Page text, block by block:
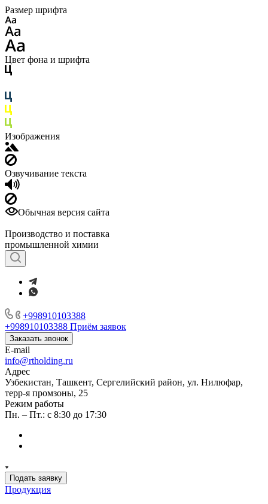
Размер шрифта
Цвет фона и шрифта
Изображения
Озвучивание текста
Обычная версия сайта
Производство и поставка
промышленной химии
+998910103388
+998910103388 Приём заявок
Заказать звонок
E-mail
info@rtholding.ru
Адрес
Узбекистан, Ташкент, Сергелийский район, ул. Нилюфар,
терр-я промзоны, 25
Режим работы
Пн. – Пт.: с 8:30 до 17:30
Подать заявку
Продукция